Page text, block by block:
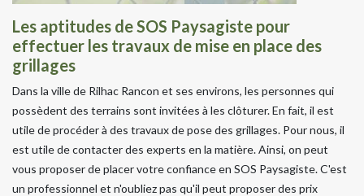
Les aptitudes de SOS Paysagiste pour
effectuer les travaux de mise en place des
grillages
Dans la ville de Rilhac Rancon et ses environs, les personnes qui
possèdent des terrains sont invitées à les clôturer. En fait, il est
utile de procéder à des travaux de pose des grillages. Pour nous, il
est utile de contacter des experts en la matière. Ainsi, on peut
vous proposer de placer votre confiance en SOS Paysagiste. C'est
un professionnel et n'oubliez pas qu'il peut proposer des prix